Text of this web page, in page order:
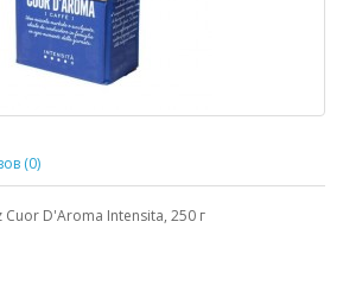
(0)
D'Aroma Intensita, 250 г